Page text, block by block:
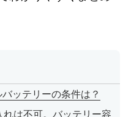
ッテリーの条件は？
は不可。バッテリー容